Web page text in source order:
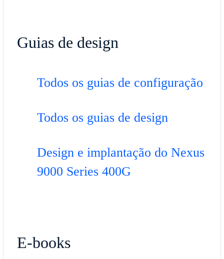
Guias de design
Todos os guias de configuração
Todos os guias de design
Design e implantação do Nexus
9000 Series 400G
E-books